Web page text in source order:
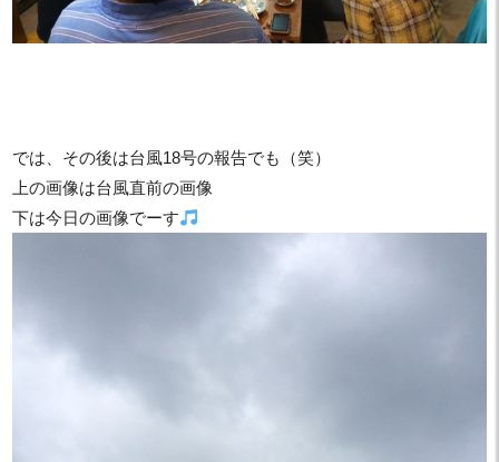
では、その後は台風18号の報告でも（笑）
上の画像は台風直前の画像
下は今日の画像でーす